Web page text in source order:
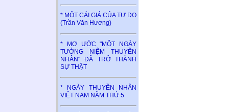
* MỘT CÁI GIÁ CỦA TỰ DO
(Trần Văn Hương)
* MƠ ƯỚC "MỘT NGÀY
TƯỞNG NIỆM THUYỀN
NHÂN" ĐÃ TRỞ THÀNH
SỰ THẬT
* NGÀY THUYỀN NHÂN
VIỆT NAM NĂM THỨ 5